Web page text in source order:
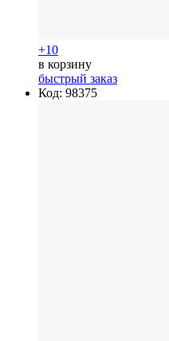
+10
в корзину
быстрый заказ
Код: 98375